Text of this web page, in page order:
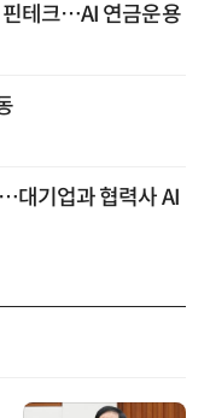
핀테크…AI 연금운용
대기업과 협력사 AI